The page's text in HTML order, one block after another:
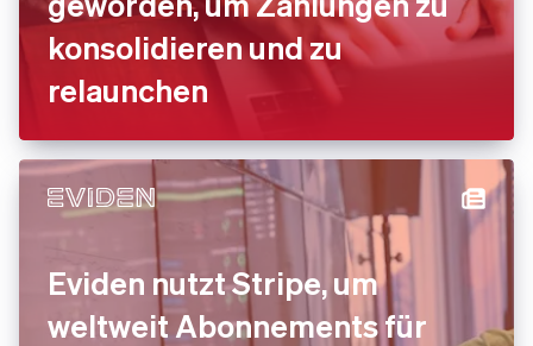
konsolidieren und zu
relaunchen
Eviden nutzt Stripe, um
weltweit Abonnements für